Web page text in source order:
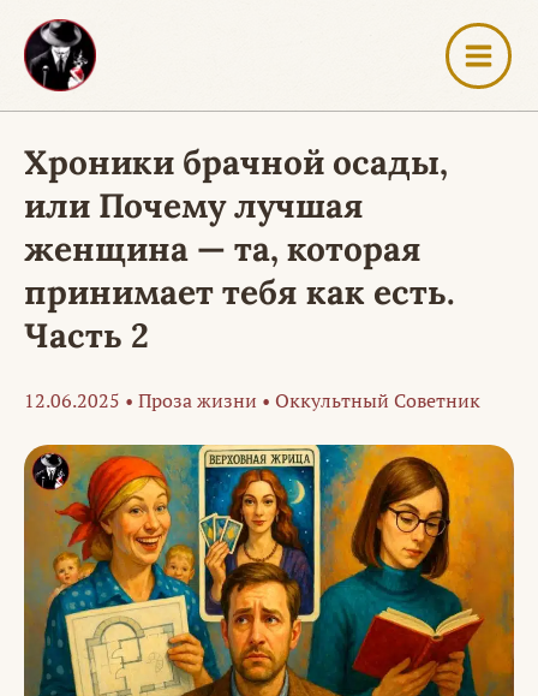
Перейти
содержимому
Хроники брачной осады,
или Почему лучшая
женщина — та, которая
принимает тебя как есть.
Часть 2
12.06.2025 • Проза жизни • Оккультный Советник